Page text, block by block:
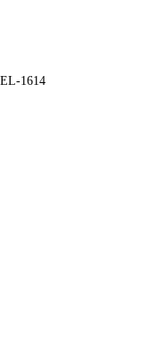
1614